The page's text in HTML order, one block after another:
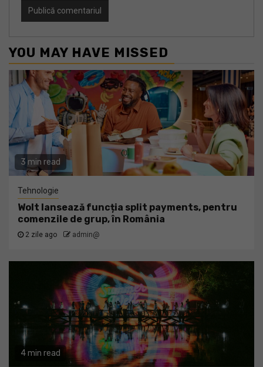
YOU MAY HAVE MISSED
3 min read
Tehnologie
Wolt lansează funcția split payments, pentru
comenzile de grup, în România
2 zile ago admin@
4 min read